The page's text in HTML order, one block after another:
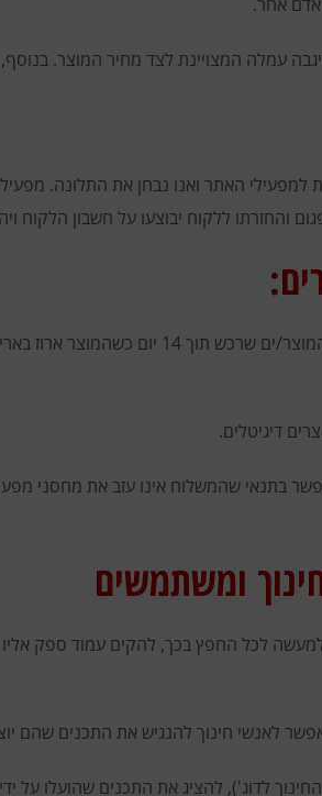
האתר ואנו נבחן את התלונה.
והחזרתו ללקוח יבוצעו על חשבון הלקוח
כל לקוח שרכש מוצר (פיזי) באתרינו
דיגיטלים.
בתנאי שהמשלוח אינו עזב את מחסני
ומשתמשים
לכל החפץ בכך, להקים עמוד ספק אליו
לאנשי חינוך להנגיש את התכנים שהם
לדוג'), להציג את התכנים שהועלו על